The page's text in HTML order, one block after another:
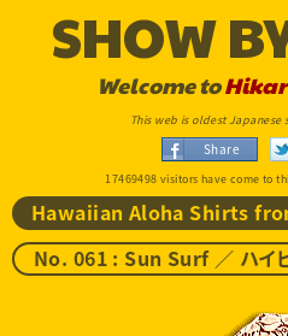
SHOW
Welcome to
This web is oldest Japanese
Share
17469498 visitors have come to
Hawaiian Aloha Shirts
No. 061 : Sun Surf ／ ハイ